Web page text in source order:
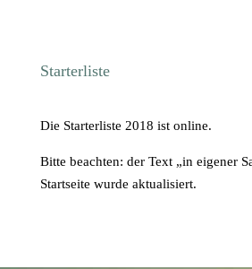
Starterliste
Die Starterliste 2018 ist online.
Bitte beachten: der Text „in eigener
Startseite wurde aktualisiert.